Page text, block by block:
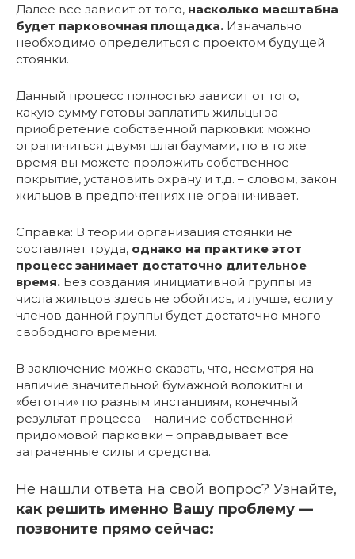
Далее все зависит от того, насколько масштабна
будет парковочная площадка. Изначально
необходимо определиться с проектом будущей
стоянки.
Данный процесс полностью зависит от того,
какую сумму готовы заплатить жильцы за
приобретение собственной парковки: можно
ограничиться двумя шлагбаумами, но в то же
время вы можете проложить собственное
покрытие, установить охрану и т.д. – словом, закон
жильцов в предпочтениях не ограничивает.
Справка: В теории организация стоянки не
составляет труда, однако на практике этот
процесс занимает достаточно длительное
время. Без создания инициативной группы из
числа жильцов здесь не обойтись, и лучше, если у
членов данной группы будет достаточно много
свободного времени.
В заключение можно сказать, что, несмотря на
наличие значительной бумажной волокиты и
«беготни» по разным инстанциям, конечный
результат процесса – наличие собственной
придомовой парковки – оправдывает все
затраченные силы и средства.
Не нашли ответа на свой вопрос? Узнайте,
как решить именно Вашу проблему —
позвоните прямо сейчас: